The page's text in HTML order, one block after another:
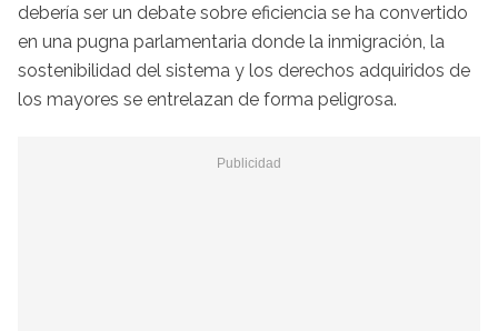
debería ser un debate sobre eficiencia se ha convertido
en una pugna parlamentaria donde la inmigración, la
sostenibilidad del sistema y los derechos adquiridos de
los mayores se entrelazan de forma peligrosa.